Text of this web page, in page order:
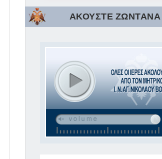
ΑΚΟΥΣΤΕ ΖΩΝΤΑΝΑ